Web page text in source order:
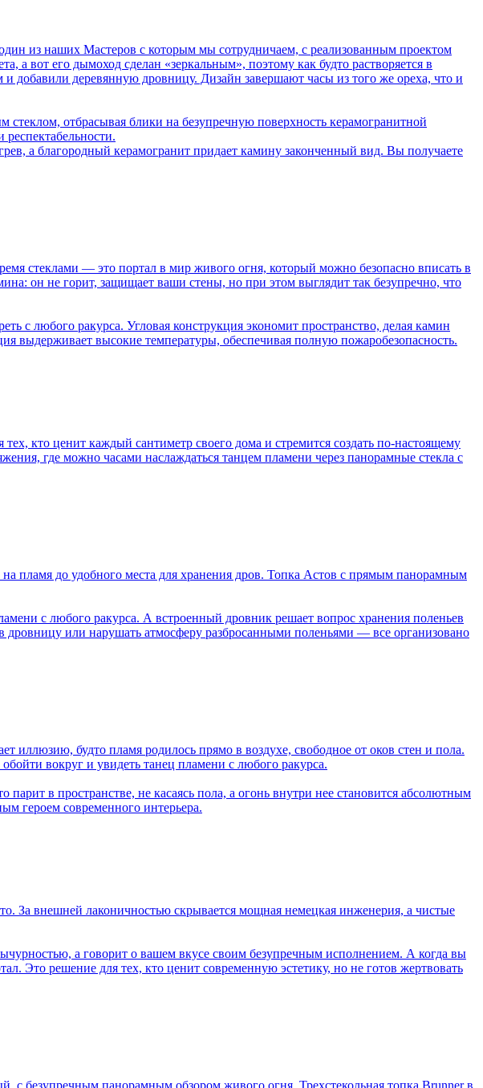
из наших Мастеров с которым мы сотрудничаем, с реализованным проектом
а вот его дымоход сделан «зеркальным», поэтому как будто растворяется в
добавили деревянную дровницу. Дизайн завершают часы из того же ореха, что и
отбрасывая блики на безупречную поверхность керамогранитной
а благородный керамогранит придает камину законченный вид. Вы получаете
стеклами — это портал в мир живого огня, который можно безопасно вписать в
он не горит, защищает ваши стены, но при этом выглядит так безупречно, что
с любого ракурса. Угловая конструкция экономит пространство, делая камин
выдерживает высокие температуры, обеспечивая полную пожаробезопасность.
кто ценит каждый сантиметр своего дома и стремится создать по-настоящему
где можно часами наслаждаться танцем пламени через панорамные стекла с
пламя до удобного места для хранения дров. Топка Астов с прямым панорамным
с любого ракурса. А встроенный дровник решает вопрос хранения поленьев
или нарушать атмосферу разбросанными поленьями — все организовано
иллюзию, будто пламя родилось прямо в воздухе, свободное от оков стен и пола.
вокруг и увидеть танец пламени с любого ракурса.
в пространстве, не касаясь пола, а огонь внутри нее становится абсолютным
героем современного интерьера.
За внешней лаконичностью скрывается мощная немецкая инженерия, а чистые
а говорит о вашем вкусе своим безупречным исполнением. А когда вы
Это решение для тех, кто ценит современную эстетику, но не готов жертвовать
с безупречным панорамным обзором живого огня. Трехстекольная топка Brunner в